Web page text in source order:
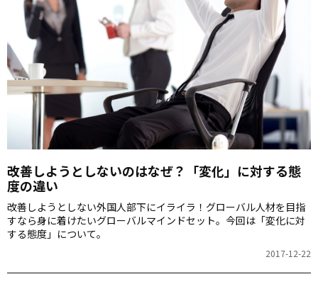
改善しようとしないのはなぜ？「変化」に対する態
度の違い
改善しようとしない外国人部下にイライラ！グローバル人材を目指
すなら身に着けたいグローバルマインドセット。今回は「変化に対
する態度」について。
2017-12-22